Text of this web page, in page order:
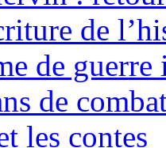
de
de guerre
de
les contes